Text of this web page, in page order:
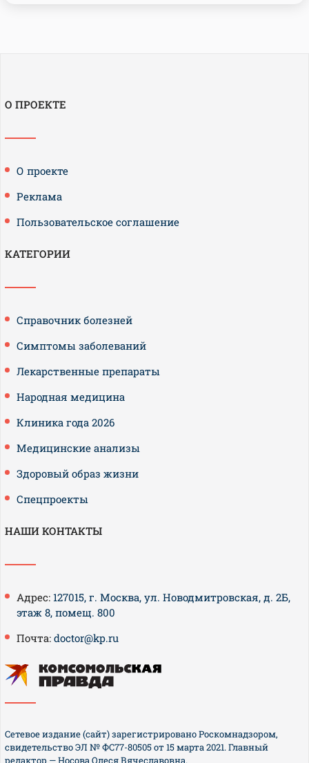
О ПРОЕКТЕ
О проекте
Реклама
Пользовательское соглашение
КАТЕГОРИИ
Справочник болезней
Симптомы заболеваний
Лекарственные препараты
Народная медицина
Клиника года 2026
Медицинские анализы
Здоровый образ жизни
Спецпроекты
НАШИ КОНТАКТЫ
Адрес: 127015, г. Москва, ул. Новодмитровская, д. 2Б,
этаж 8, помещ. 800
Почта: doctor@kp.ru
Сетевое издание (сайт) зарегистрировано Роскомнадзором,
свидетельство ЭЛ № ФС77-80505 от 15 марта 2021. Главный
редактор — Носова Олеся Вячеславовна.